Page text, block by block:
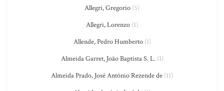
Allegri, Gregorio (5)
Allegri, Lorenzo (1)
Allende, Pedro Humberto(1)
Almeida Garret, João Baptista S. L.(1)
Almeida Prado, José Antônio Rezende de (11)